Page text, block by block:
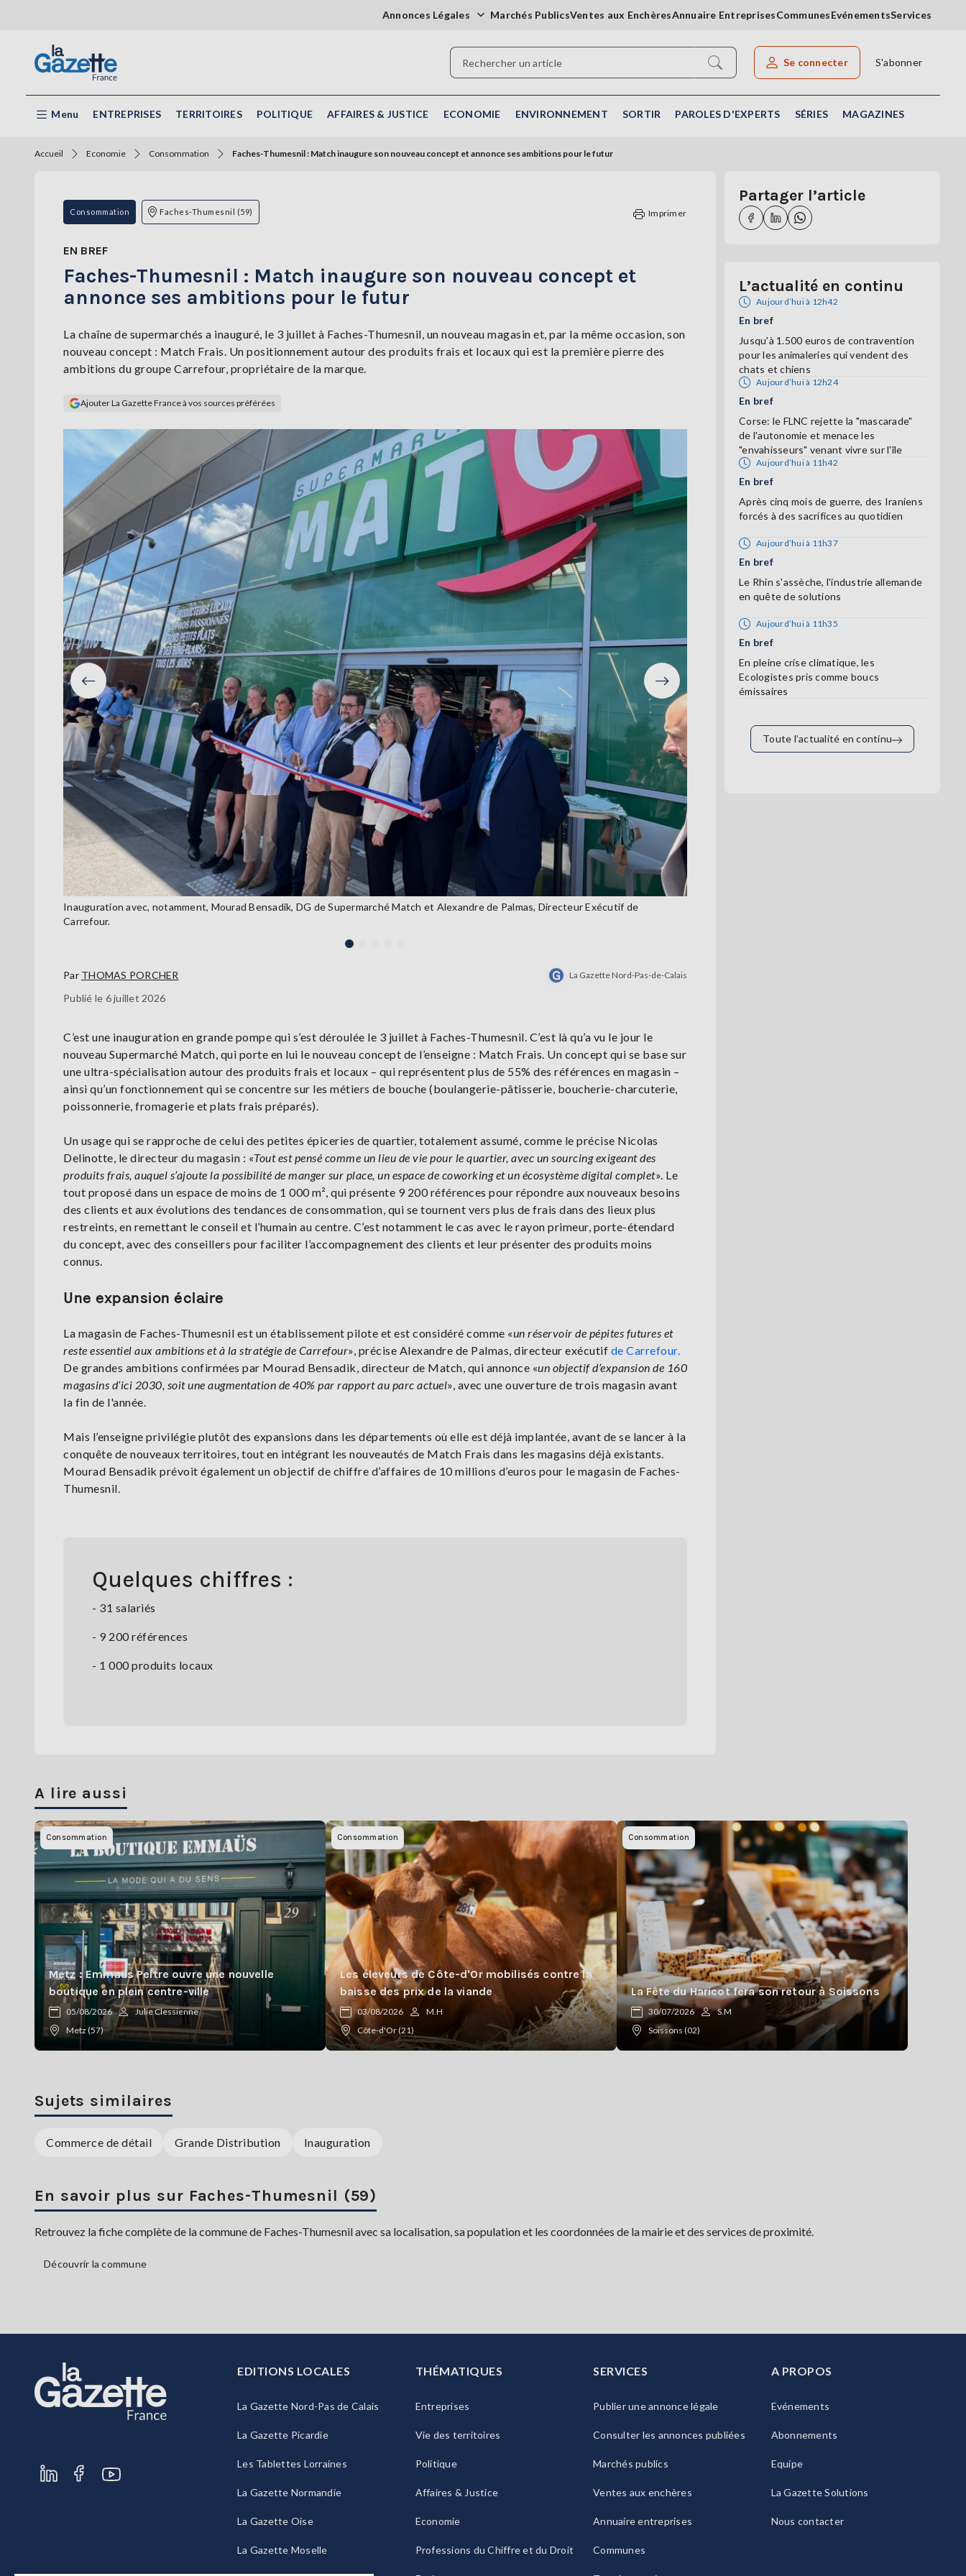
Annonces Légales Marchés PublicsVentes aux EnchèresAnnuaire EntreprisesCommunesEvénementsServices
Rechercher un article
Se connecter S'abonner
Menu ENTREPRISES TERRITOIRES POLITIQUE AFFAIRES & JUSTICE ECONOMIE ENVIRONNEMENT SORTIR PAROLES D'EXPERTS SÉRIES MAGAZINES
Accueil Economie Consommation Faches-Thumesnil : Match inaugure son nouveau concept et annonce ses ambitions pour le futur
Consommation Faches-Thumesnil (59) Imprimer
EN BREF
Faches-Thumesnil : Match inaugure son nouveau concept et
annonce ses ambitions pour le futur
La chaîne de supermarchés a inauguré, le 3 juillet à Faches-Thumesnil, un nouveau magasin et, par la même occasion, son
nouveau concept : Match Frais. Un positionnement autour des produits frais et locaux qui est la première pierre des
ambitions du groupe Carrefour, propriétaire de la marque.
Ajouter La Gazette France à vos sources préférées
Inauguration avec, notamment, Mourad Bensadik, DG de Supermarché Match et Alexandre de Palmas, Directeur Exécutif de
Carrefour.
Précéden Suivant
Par THOMAS PORCHER La Gazette Nord-Pas-de-Calais
Publié le 6 juillet 2026
C’est une inauguration en grande pompe qui s’est déroulée le 3 juillet à Faches-Thumesnil. C’est là qu’a vu le jour le
nouveau Supermarché Match, qui porte en lui le nouveau concept de l’enseigne : Match Frais. Un concept qui se base sur
une ultra-spécialisation autour des produits frais et locaux – qui représentent plus de 55% des références en magasin –
ainsi qu’un fonctionnement qui se concentre sur les métiers de bouche (boulangerie-pâtisserie, boucherie-charcuterie,
poissonnerie, fromagerie et plats frais préparés).
Un usage qui se rapproche de celui des petites épiceries de quartier, totalement assumé, comme le précise Nicolas
Delinotte, le directeur du magasin : «Tout est pensé comme un lieu de vie pour le quartier, avec un sourcing exigeant des
produits frais, auquel s’ajoute la possibilité de manger sur place, un espace de coworking et un écosystème digital complet». Le
tout proposé dans un espace de moins de 1 000 m², qui présente 9 200 références pour répondre aux nouveaux besoins
des clients et aux évolutions des tendances de consommation, qui se tournent vers plus de frais dans des lieux plus
restreints, en remettant le conseil et l’humain au centre. C’est notamment le cas avec le rayon primeur, porte-étendard
du concept, avec des conseillers pour faciliter l’accompagnement des clients et leur présenter des produits moins
connus.
Une expansion éclaire
La magasin de Faches-Thumesnil est un établissement pilote et est considéré comme «un réservoir de pépites futures et
reste essentiel aux ambitions et à la stratégie de Carrefour», précise Alexandre de Palmas, directeur exécutif de Carrefour.
De grandes ambitions confirmées par Mourad Bensadik, directeur de Match, qui annonce «un objectif d’expansion de 160
magasins d’ici 2030, soit une augmentation de 40% par rapport au parc actuel», avec une ouverture de trois magasin avant
la fin de l'année.
Mais l’enseigne privilégie plutôt des expansions dans les départements où elle est déjà implantée, avant de se lancer à la
conquête de nouveaux territoires, tout en intégrant les nouveautés de Match Frais dans les magasins déjà existants.
Mourad Bensadik prévoit également un objectif de chiffre d’affaires de 10 millions d’euros pour le magasin de Faches-
Thumesnil.
Quelques chiffres :
- 31 salariés
- 9 200 références
- 1 000 produits locaux
Partager l’article
L’actualité en continu
Aujourd’hui à 12h42
En bref
Jusqu'à 1.500 euros de contravention
pour les animaleries qui vendent des
chats et chiens
Aujourd’hui à 12h24
En bref
Corse: le FLNC rejette la "mascarade"
de l'autonomie et menace les
"envahisseurs" venant vivre sur l'île
Aujourd’hui à 11h42
En bref
Après cinq mois de guerre, des Iraniens
forcés à des sacrifices au quotidien
Aujourd’hui à 11h37
En bref
Le Rhin s'assèche, l'industrie allemande
en quête de solutions
Aujourd’hui à 11h35
En bref
En pleine crise climatique, les
Ecologistes pris comme boucs
émissaires
Toute l’actualité en continu
A lire aussi
Consommation
Metz : Emmaüs Peltre ouvre une nouvelle
boutique en plein centre-ville
05/08/2026
Julie Clessienne
Metz (57)
Consommation
Les éleveurs de Côte-d'Or mobilisés contre la
baisse des prix de la viande
03/08/2026
M.H
Côte-d'Or (21)
Consommation
La Fête du Haricot fera son retour à Soissons
30/07/2026
S.M
Soissons (02)
Sujets similaires
Commerce de détail Grande Distribution Inauguration
En savoir plus sur Faches-Thumesnil (59)
Retrouvez la fiche complète de la commune de Faches-Thumesnil avec sa localisation, sa population et les coordonnées de la mairie et des services de proximité.
Découvrir la commune
EDITIONS LOCALES
La Gazette Nord-Pas de Calais
La Gazette Picardie
Les Tablettes Lorraines
La Gazette Normandie
La Gazette Oise
La Gazette Moselle
THÉMATIQUES
Entreprises
Vie des territoires
Politique
Affaires & Justice
Economie
Professions du Chiffre et du Droit
SERVICES
Publier une annonce légale
Consulter les annonces publiées
Marchés publics
Ventes aux enchères
Annuaire entreprises
Communes
A PROPOS
Evénements
Abonnements
Equipe
La Gazette Solutions
Nous contacter